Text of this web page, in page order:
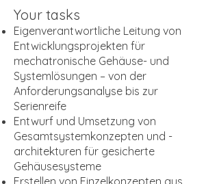
Your tasks
Eigenverantwortliche Leitung von
Entwicklungsprojekten für
mechatronische Gehäuse- und
Systemlösungen – von der
Anforderungsanalyse bis zur
Serienreife
Entwurf und Umsetzung von
Gesamtsystemkonzepten und -
architekturen für gesicherte
Gehäusesysteme
Erstellen von Einzelkonzepten aus